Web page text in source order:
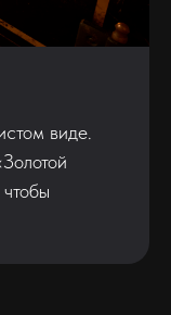
виде.